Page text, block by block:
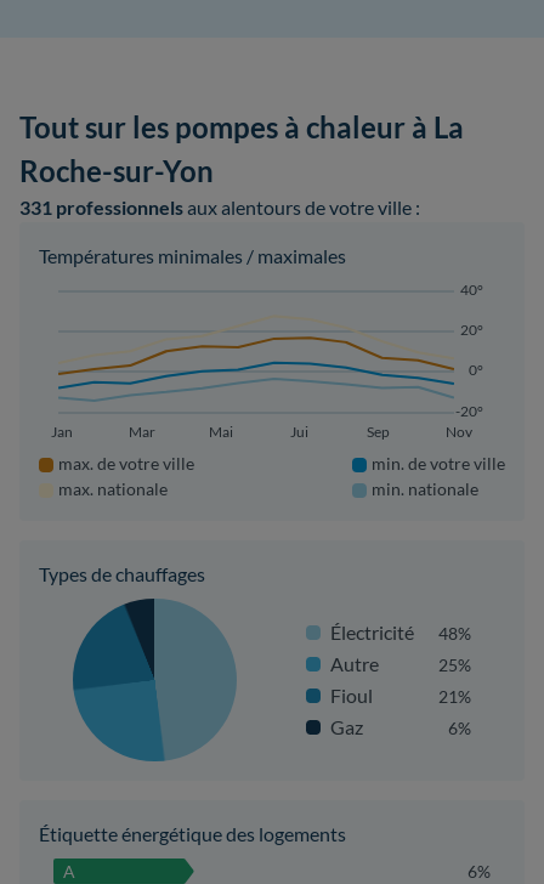
Tout sur les pompes à chaleur à La
Roche-sur-Yon
331 professionnelsaux alentours de votre ville :
Températures minimales / maximales
-20°
0°
20°
40°
Jan Mar Mai Jui Sep Nov
max. de votre ville
max. nationale
min. de votre ville
min. nationale
Types de chauffages
Électricité 48%
Autre 25%
Fioul 21%
Gaz 6%
Étiquette énergétique des logements
A
6%